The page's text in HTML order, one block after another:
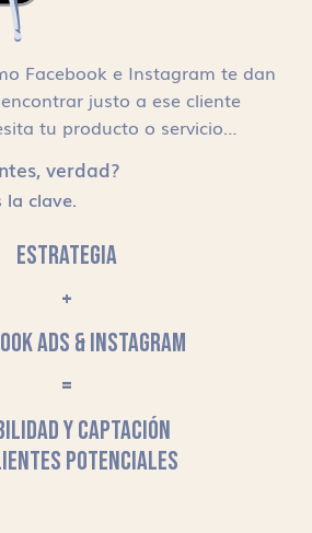
Facebook e Instagram te dan
justo a ese cliente
tu producto o servicio…
verdad?
la clave.
ESTRATEGIA
+
ADS & INSTAGRAM
=
Y CAPTACIÓN
POTENCIALES